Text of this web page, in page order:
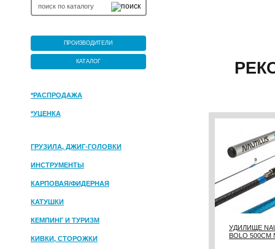
ПРОИЗВОДИТЕЛИ
КАТАЛОГ
*РАСПРОДАЖА
*УЦЕНКА
ГРУЗИЛА, ДЖИГ-ГОЛОВКИ
ИНСТРУМЕНТЫ
КАРПОВАЯ/ФИДЕРНАЯ
КАТУШКИ
КЕМПИНГ И ТУРИЗМ
КИВКИ, СТОРОЖКИ
УДИЛИЩЕ
BOLO 500СМ